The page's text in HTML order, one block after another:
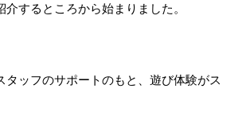
介するところから始まりました。
タッフのサポートのもと、遊び体験がス